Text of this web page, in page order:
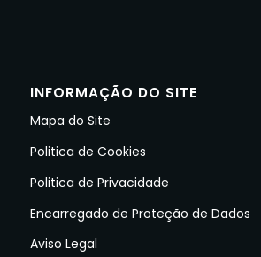
INFORMAÇÃO DO SITE
Mapa do Site
Politica de Cookies
Politica de Privacidade
Encarregado de Proteção de Dados
Aviso Legal